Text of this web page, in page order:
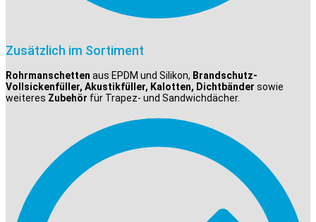
Zusätzlich im Sortiment
Rohrmanschetten aus EPDM und Silikon, Brandschutz-
Vollsickenfüller, Akustikfüller, Kalotten, Dichtbänder sowie
weiteres Zubehör für Trapez- und Sandwichdächer.